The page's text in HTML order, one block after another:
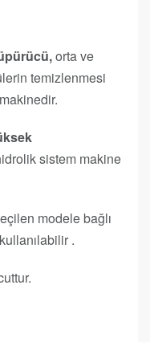
orta ve
temizlenmesi
sistem makine
modele bağlı
kullanılabilir .